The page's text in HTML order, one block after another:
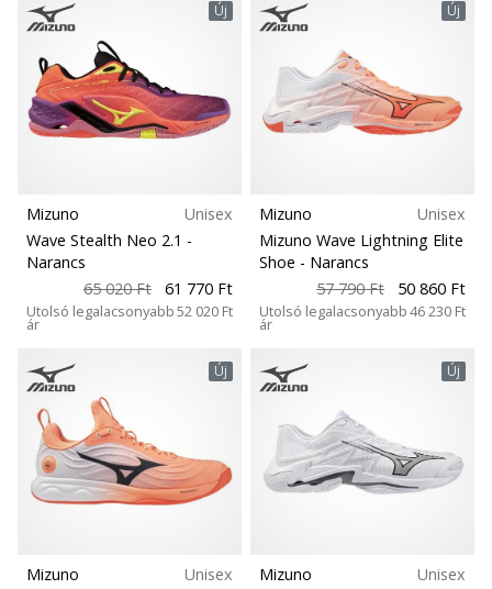
Új
Mizuno
Unisex
Wave Stealth Neo 2.1 -
Narancs
65 020 Ft
61 770 Ft
Utolsó legalacsonyabb
ár
52 020 Ft
Új
Mizuno
Unisex
Mizuno Wave Lightning Elite
Shoe - Narancs
57 790 Ft
50 860 Ft
Utolsó legalacsonyabb
ár
46 230 Ft
Új
Mizuno
Unisex
Új
Mizuno
Unisex